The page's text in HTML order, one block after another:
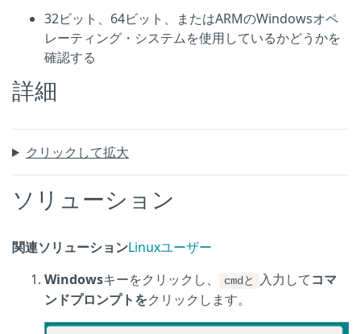
32ビット、64ビット、またはARMのWindowsオペ
レーティング・システムを使用しているかどうかを
確認する
詳細
クリックして拡大
ソリューション
関連ソリューションLinuxユーザー
Windowsキーをクリックし、 cmdと 入力してコマ
ンドプロンプトをクリックします。